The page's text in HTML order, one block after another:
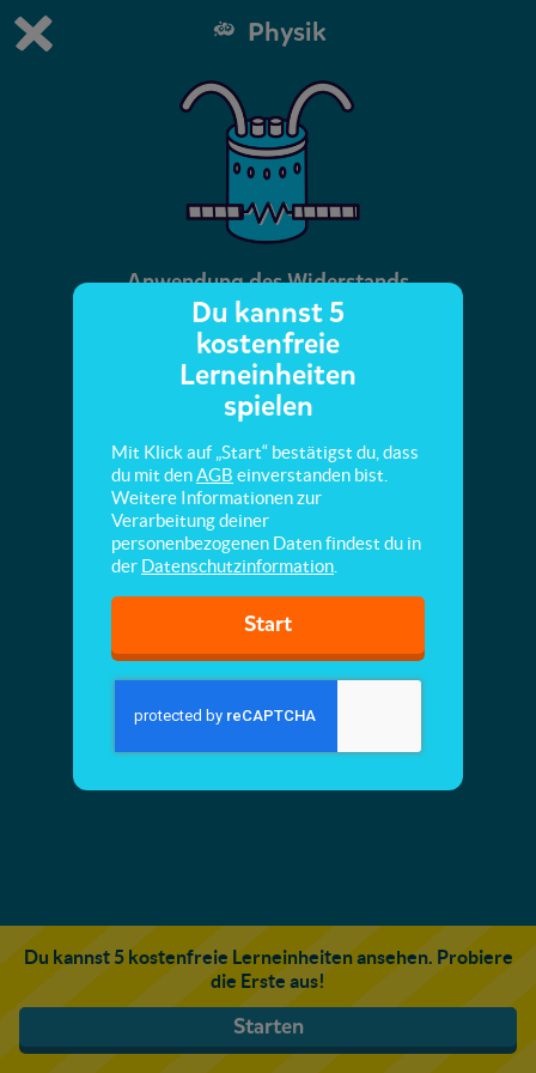
Du spielst die kostenfreie Testversion von scoyo.
Jetzt bestellen
0 1
Physik
Anwendung des Widerstands
Hier lernst du, was man mit verschiedenen
Widerständen in der Technik machen kann.
Du kannst 5 kostenfreie Lerneinheiten ansehen. Probiere
die Erste aus!
Starten
Du kannst 5
kostenfreie
Lerneinheiten
spielen
Mit Klick auf „Start“ bestätigst du, dass
du mit denAGB einverstanden bist.
Weitere Informationen zur
Verarbeitung deiner
personenbezogenen Daten findest du in
der Datenschutzinformation
Start